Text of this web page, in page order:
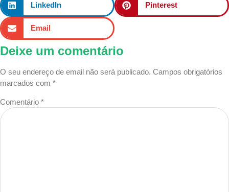
LinkedIn Pinterest
Email
Deixe um comentário
O seu endereço de email não será publicado. Campos obrigatórios
marcados com *
Comentário *